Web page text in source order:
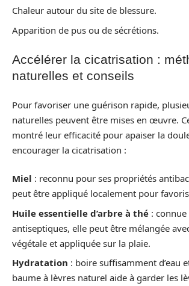
Chaleur autour du site de blessure.
Apparition de pus ou de sécrétions.
Accélérer la cicatrisation :
naturelles et conseils
Pour favoriser une guérison rapide,
naturelles peuvent être mises en œuvre.
montré leur efficacité pour apaiser la
encourager la cicatrisation :
Miel : reconnu pour ses propriétés
peut être appliqué localement pour
Huile essentielle d’arbre à thé :
antiseptiques, elle peut être mélangée
végétale et appliquée sur la plaie.
Hydratation : boire suffisamment d’eau
baume à lèvres naturel aide à garder les